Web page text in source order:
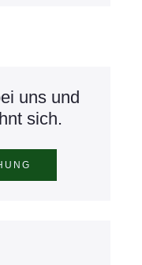
uns und
sich.